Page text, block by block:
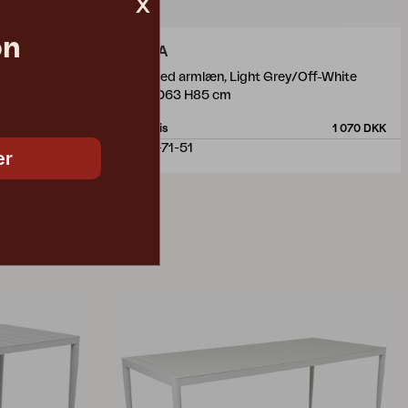
DELIA
stol med armlæn, Light Grey/Off-White
W55 D63 H85 cm
Vejl. pris 1 070 DKK
2652-71-51